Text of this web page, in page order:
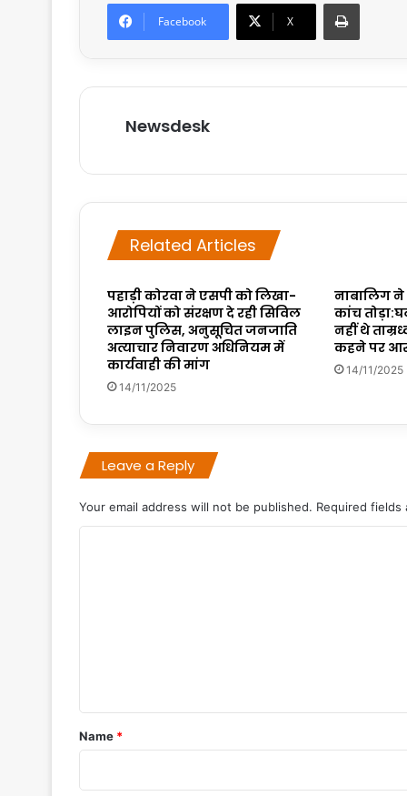
Facebook X
Newsdesk
Related Articles
पहाड़ी कोरवा ने एसपी को लिखा-
आरोपियों को संरक्षण दे रही सिविल
लाइन पुलिस, अनुसूचित जनजाति
अत्याचार निवारण अधिनियम में
कार्यवाही की मांग
14/11/2025
नाबालिग ने
कांच
नहीं थे
कहने पर
14/11/2025
Leave a Reply
Your email address will not be published. Required
*
Name *